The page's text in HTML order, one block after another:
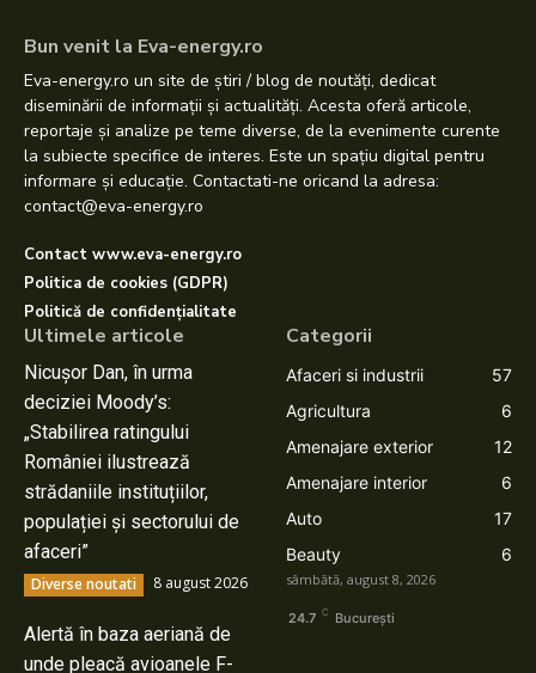
Bun venit la Eva-energy.ro
Eva-energy.ro un site de știri / blog de noutăți, dedicat
diseminării de informații și actualități. Acesta oferă articole,
reportaje și analize pe teme diverse, de la evenimente curente
la subiecte specifice de interes. Este un spațiu digital pentru
informare și educație. Contactati-ne oricand la adresa:
contact@eva-energy.ro
Contact www.eva-energy.ro
Politica de cookies (GDPR)
Politică de confidențialitate
Ultimele articole
Nicușor Dan, în urma
deciziei Moody’s:
„Stabilirea ratingului
României ilustrează
strădaniile instituțiilor,
populației și sectorului de
afaceri”
Diverse noutati 8 august 2026
Alertă în baza aeriană de
unde pleacă avioanele F-
Categorii
Afaceri si industrii
57
Agricultura
6
Amenajare exterior
12
Amenajare interior
6
Auto
17
Beauty
6
sâmbătă, august 8, 2026
24.7 C București